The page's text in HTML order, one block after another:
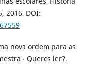
2016. DOI:
nova ordem para as
- Queres ler?.